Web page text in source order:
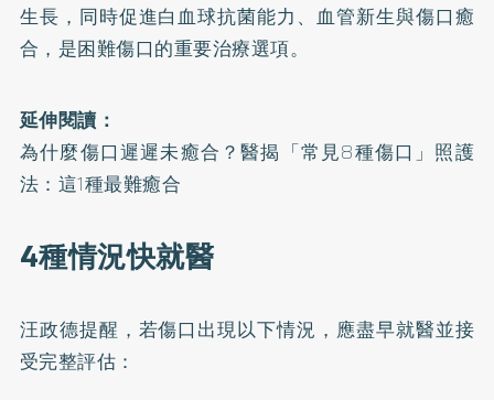
生長，同時促進白血球抗菌能力、血管新生與傷口癒
合，是困難傷口的重要治療選項。
延伸閱讀：
為什麼傷口遲遲未癒合？醫揭「常見8種傷口」照護
法：這1種最難癒合
4種情況快就醫
汪政德提醒，若傷口出現以下情況，應盡早就醫並接
受完整評估：